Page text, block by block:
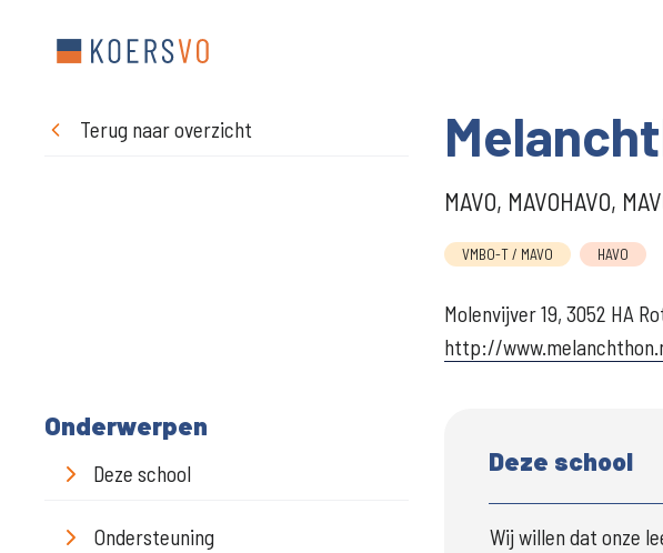
Terug naar overzicht
MAVO, MAVOHAVO,
VMBO-T / MAVO HAVO
Molenvijver 19, 3052 HA
http://
Onderwerpen
Deze school
Ondersteuning
Deze school
Wij willen dat onze